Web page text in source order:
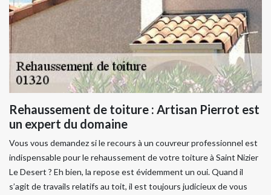
Rehaussement de toiture : Artisan Pierrot est
un expert du domaine
Vous vous demandez si le recours à un couvreur professionnel est
indispensable pour le rehaussement de votre toiture à Saint Nizier
Le Desert ? Eh bien, la repose est évidemment un oui. Quand il
s’agit de travails relatifs au toit, il est toujours judicieux de vous